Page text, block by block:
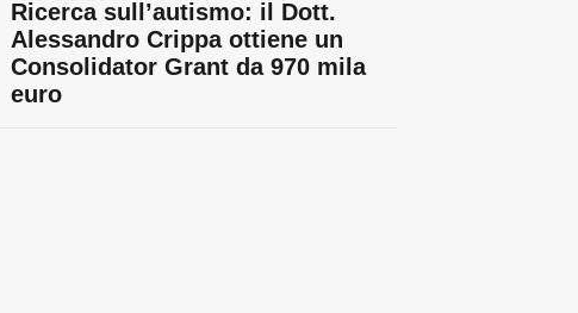
Ricerca sull’autismo: il Dott.
Alessandro Crippa ottiene un
Consolidator Grant da 970 mila
euro